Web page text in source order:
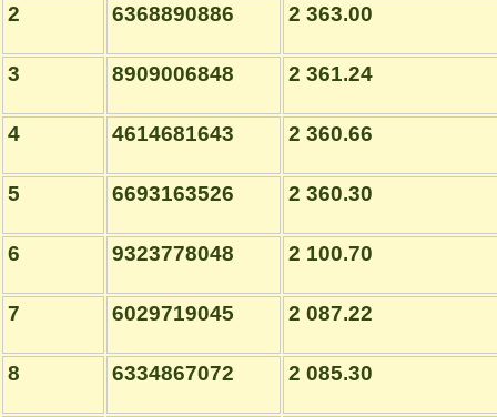
2 6368890886 2 363.00
3 8909006848 2 361.24
4 4614681643 2 360.66
5 6693163526 2 360.30
6 9323778048 2 100.70
7 6029719045 2 087.22
8 6334867072 2 085.30